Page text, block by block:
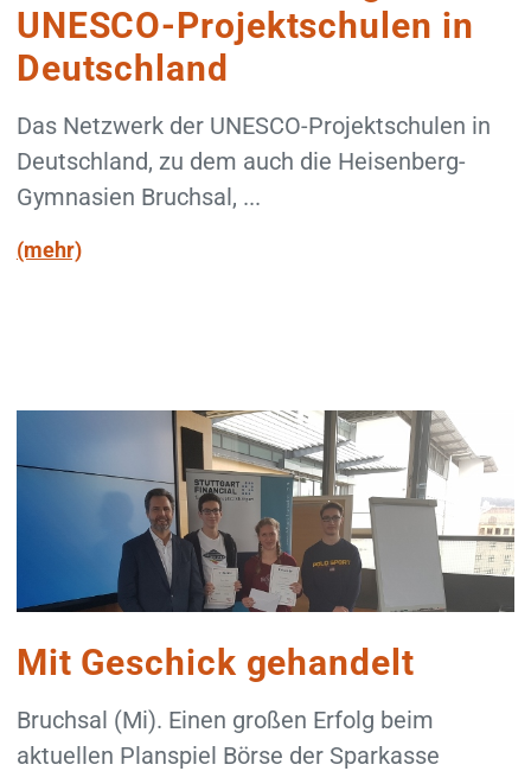
UNESCO-Projektschulen in
Deutschland
Das Netzwerk der UNESCO-Projektschulen in
Deutschland, zu dem auch die Heisenberg-
Gymnasien Bruchsal, ...
(mehr)
Mit Geschick gehandelt
Bruchsal (Mi). Einen großen Erfolg beim
aktuellen Planspiel Börse der Sparkasse